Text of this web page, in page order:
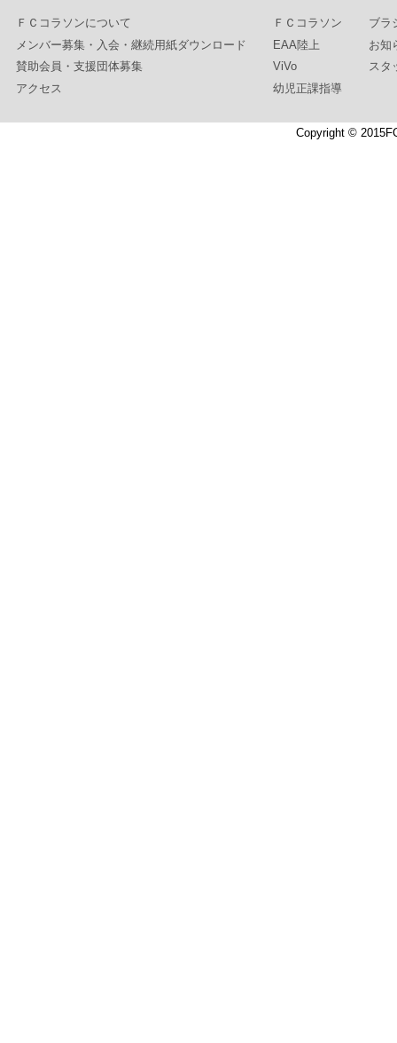
ＦＣコラソンについて
メンバー募集・入会・継続用紙ダウンロード
賛助会員・支援団体募集
アクセス
ＦＣコラソン
EAA陸上
ViVo
幼児正課指導
ブラ
お知
スタ
Copyright ©